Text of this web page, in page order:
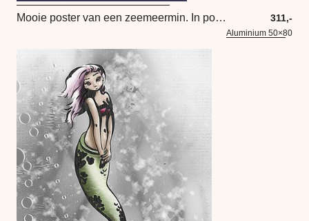
Mooie poster van een zeemeermin. In portret formaat 311,-
Aluminium 50×80